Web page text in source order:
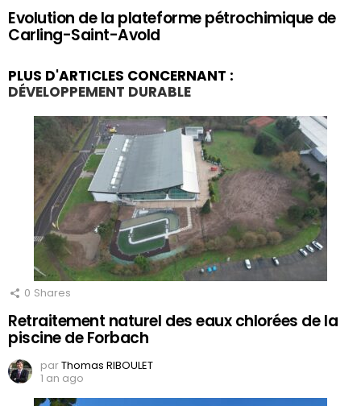
Evolution de la plateforme pétrochimique de
Carling-Saint-Avold
PLUS D'ARTICLES CONCERNANT :
DÉVELOPPEMENT DURABLE
0 Shares
Retraitement naturel des eaux chlorées de la
piscine de Forbach
parThomas RIBOULET
1 an ago